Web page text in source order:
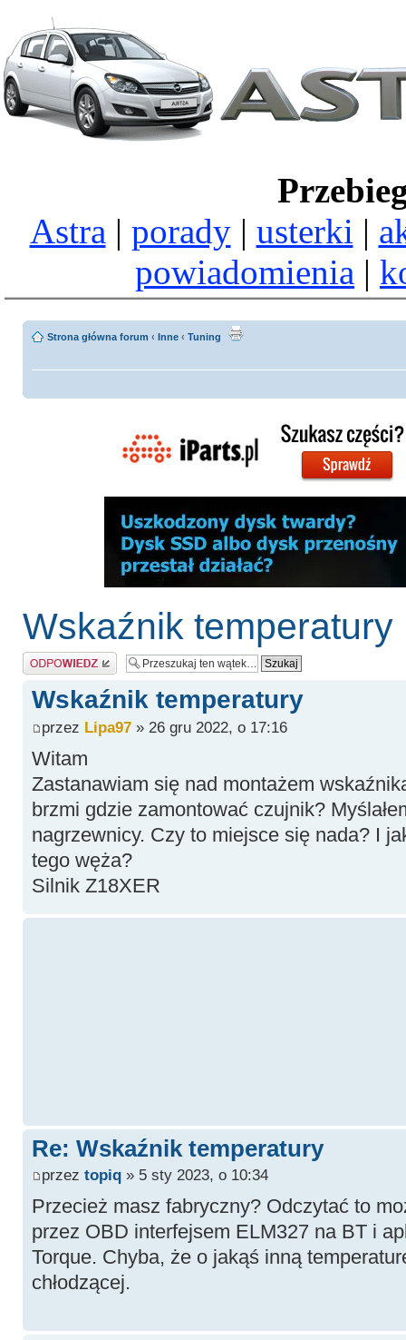
Astra | porady| usterki |
powiadomienia |
Strona główna forum ‹ Inne ‹ Tuning
Wskaźnik temperatury
Odpowiedz
Wskaźnik temperatury
przez Lipa97» 26 gru 2022, o 17:16
Witam
Zastanawiam się nad montażem
brzmi gdzie zamontować czujnik?
nagrzewnicy. Czy to miejsce się nada? I
tego węża?
Silnik Z18XER
Re: Wskaźnik temperatury
przez topiq» 5 sty 2023, o 10:34
Przecież masz fabryczny? Odczytać to
przez OBD interfejsem ELM327 na BT i
Torque. Chyba, że o jakąś inną
chłodzącej.